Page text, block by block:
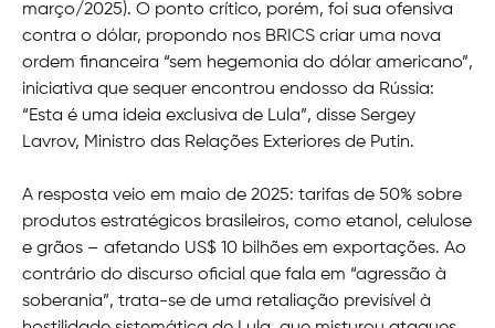
março/2025). O ponto crítico, porém, foi sua ofensiva
contra o dólar, propondo nos BRICS criar uma nova
ordem financeira “sem hegemonia do dólar americano”,
iniciativa que sequer encontrou endosso da Rússia:
“Esta é uma ideia exclusiva de Lula”, disse Sergey
Lavrov, Ministro das Relações Exteriores de Putin.
A resposta veio em maio de 2025: tarifas de 50% sobre
produtos estratégicos brasileiros, como etanol, celulose
e grãos – afetando US$ 10 bilhões em exportações. Ao
contrário do discurso oficial que fala em “agressão à
soberania”, trata-se de uma retaliação previsível à